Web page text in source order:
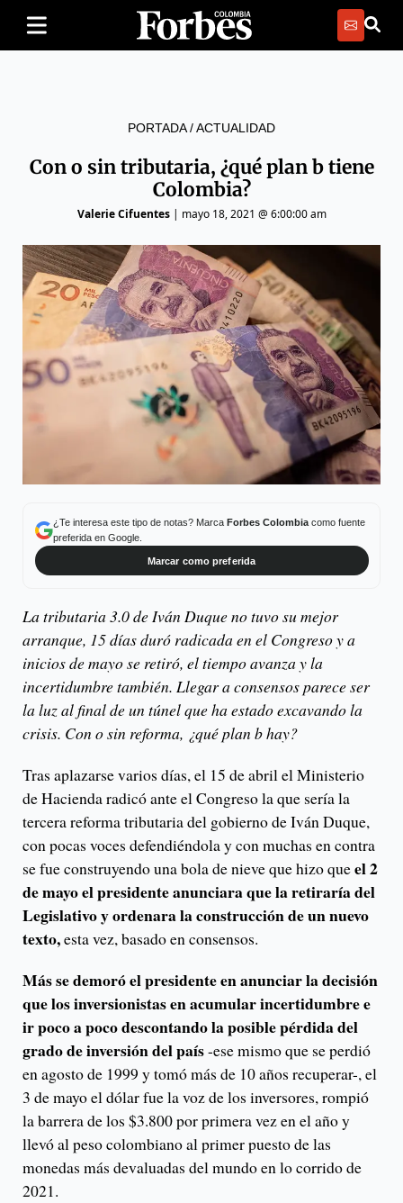
PORTADA/ACTUALIDAD
Con o sin tributaria, ¿qué plan b tiene
Colombia?
Valerie Cifuentes| mayo 18, 2021 @ 6:00:00 am
¿Te interesa este tipo de notas? Marca Forbes Colombiacomo fuente
preferida en Google.
Marcar como preferida
La tributaria 3.0 de Iván Duque no tuvo su mejor
arranque, 15 días duró radicada en el Congreso y a
inicios de mayo se retiró, el tiempo avanza y la
incertidumbre también. Llegar a consensos parece ser
la luz al final de un túnel que ha estado excavando la
crisis. Con o sin reforma, ¿qué plan b hay?
Tras aplazarse varios días, el 15 de abril el Ministerio
de Hacienda radicó ante el Congreso la que sería la
tercera reforma tributaria del gobierno de Iván Duque,
con pocas voces defendiéndola y con muchas en contra
se fue construyendo una bola de nieve que hizo queel 2
de mayo el presidente anunciara que la retiraría del
Legislativo y ordenara la construcción de un nuevo
texto,esta vez, basado en consensos.
Más se demoró el presidente en anunciar la decisión
que los inversionistas en acumular incertidumbre e
ir poco a poco descontando la posible pérdida del
grado de inversión del país-ese mismo que se perdió
en agosto de 1999 y tomó más de 10 años recuperar-, el
3 de mayo el dólar fue la voz de los inversores, rompió
la barrera de los $3.800 por primera vez en el año y
llevó al peso colombiano al primer puesto de las
monedas más devaluadas del mundo en lo corrido de
2021.